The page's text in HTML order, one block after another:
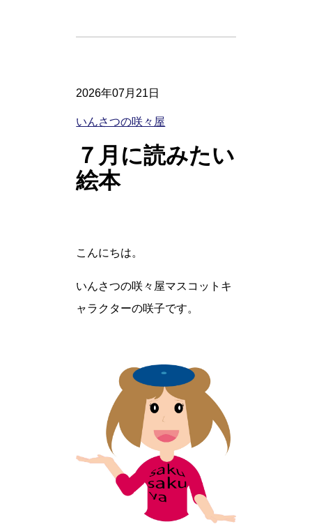
2026年07月21日
いんさつの咲々屋
７月に読みたい
絵本
こんにちは。
いんさつの咲々屋マスコットキ
ャラクターの咲子です。